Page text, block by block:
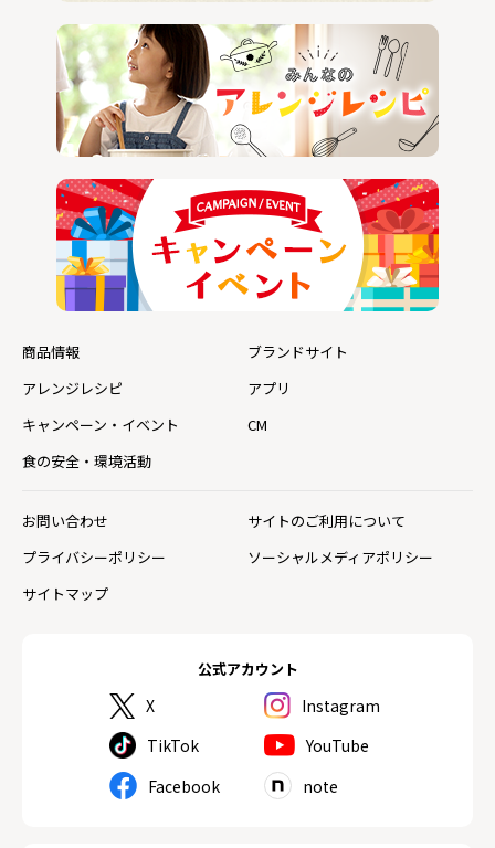
公式アカウント
X
Instagram
TikTok
YouTube
Facebook
note
商品情報
ブランドサイト
アレンジレシピ
アプリ
キャンペーン・イベント
CM
食の安全・環境活動
お問い合わせ
サイトのご利用について
プライバシーポリシー
ソーシャルメディアポリシー
サイトマップ